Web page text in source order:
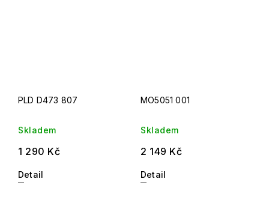
PLD D473 807
Skladem
1 290 Kč
Detail
MO5051 001
Skladem
2 149 Kč
Detail